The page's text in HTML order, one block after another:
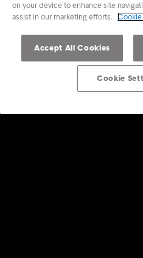
on your device to enhance site
assist in our marketing efforts.
Accept All Cookies
Cookie